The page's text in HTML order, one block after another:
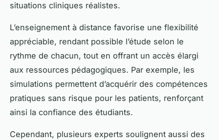
situations cliniques réalistes.
L’enseignement à distance favorise une flexibilité
appréciable, rendant possible l’étude selon le
rythme de chacun, tout en offrant un accès élargi
aux ressources pédagogiques. Par exemple, les
simulations permettent d’acquérir des compétences
pratiques sans risque pour les patients, renforçant
ainsi la confiance des étudiants.
Cependant, plusieurs experts soulignent aussi des